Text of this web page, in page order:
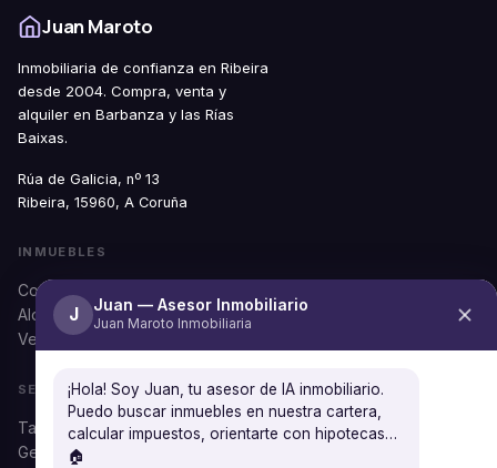
Juan Maroto
Inmobiliaria de confianza en Ribeira
desde 2004. Compra, venta y
alquiler en Barbanza y las Rías
Baixas.
Rúa de Galicia, nº 13
Ribeira, 15960, A Coruña
INMUEBLES
Comprar
Alquilar
Ver todos
SERVICIOS
Tasación gratuita
Gestión documental
J Juan — Asesor Inmobiliario
Juan Maroto Inmobiliaria
¡Hola! Soy Juan, tu asesor de IA inmobiliario.
Puedo buscar inmuebles en nuestra cartera,
calcular impuestos, orientarte con hipotecas…
🏠